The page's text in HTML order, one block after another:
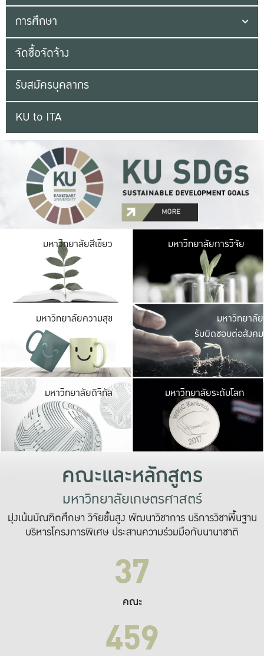
การศึกษา
จัดซื้อจัดจ้าง
รับสมัครบุคลากร
KU to ITA
มหาวิทยาลัยสีเขียว มหาวิ
มีพื้นที่เขียวสดใส
เป็นป่าในเมือง เกษต
มหาวิทยาลัยการวิจัย
มหาวิทยาลัยความสุข มหาวิ
ค
เปิดประ
และพบเรื่องราวใ
มหาวิทยาลัย
รับผิดชอบต่อสังคม
มหาวิทยาลัยดิจิทัล มหาวิ
เปลี่ยนแปลง แล
เพื่อทำง
ระบบสารสนเทศ
มหาวิทยาลัยระดับโลก
คณะและหลักสูตร
มหาวิทยาลัยเกษตรศาสตร์
มุ่งเน้นบัณฑิตศึกษา วิจัยขั้นสูง พัฒนาวิชาการ บริการวิชาพื้นฐาน
บริหารโครงการพิเศษ ประสานความร่วมมือกับนานาชาติ
37
คณะ
459